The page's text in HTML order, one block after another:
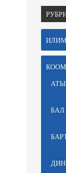
КООМ